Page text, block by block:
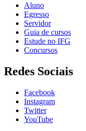
Aluno
Egresso
Servidor
Guia de cursos
Estude no IFG
Concursos
Redes Sociais
Facebook
Instagram
Twitter
YouTube